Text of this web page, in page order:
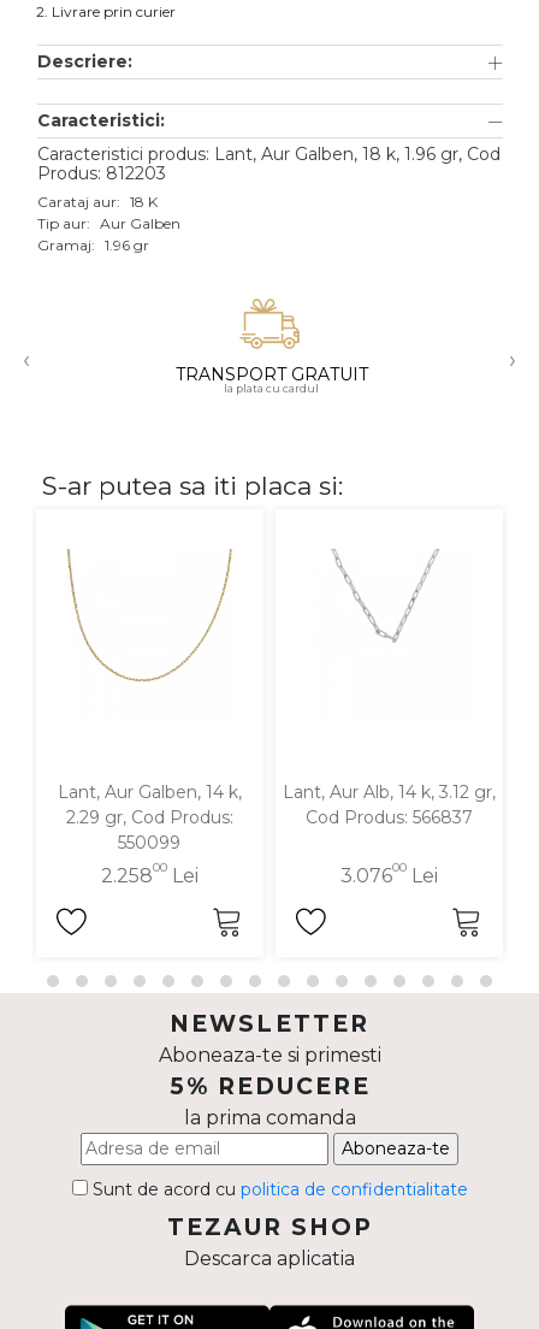
Aur alb
Aur roz
Aur mixt
18K
Cu pietre
Diamante
2. Livrare prin curier
Descriere:
Caracteristici:
Caracteristici produs: Lant, Aur Galben, 18 k, 1.96 gr, Cod
Produs: 812203
Carataj aur: 18 K
Tip aur: Aur Galben
Gramaj: 1.96 gr
‹ TRANSPORT GRATUIT
la plata cu cardul
›
S-ar putea sa iti placa si:
Lant, Aur Galben, 14 k,
2.29 gr, Cod Produs:
550099
2.25800Lei
Lant, Aur Alb, 14 k, 3.12 gr,
Cod Produs: 566837
3.07600Lei
NEWSLETTER
Aboneaza-te si primesti
5% REDUCERE
la prima comanda
Aboneaza-te
Sunt de acord cu politica de confidentialitate
TEZAUR SHOP
Descarca aplicatia